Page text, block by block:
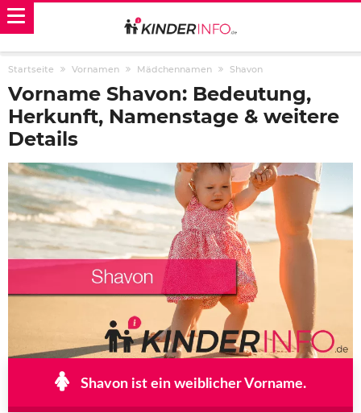
Startseite Vornamen Mädchennamen Shavon
Vorname Shavon: Bedeutung,
Herkunft, Namenstage & weitere
Details
Shavon ist ein weiblicher Vorname.